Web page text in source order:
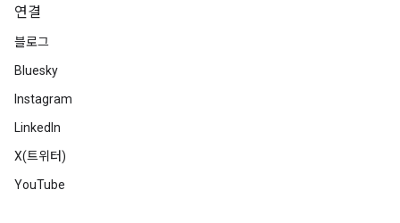
연결
블로그
Bluesky
Instagram
LinkedIn
X(트위터)
YouTube